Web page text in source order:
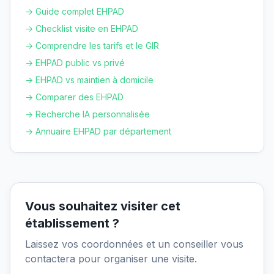
→ Guide complet EHPAD
→ Checklist visite en EHPAD
→ Comprendre les tarifs et le GIR
→ EHPAD public vs privé
→ EHPAD vs maintien à domicile
→ Comparer des EHPAD
→ Recherche IA personnalisée
→ Annuaire EHPAD par département
Vous souhaitez visiter cet
établissement ?
Laissez vos coordonnées et un conseiller vous
contactera pour organiser une visite.